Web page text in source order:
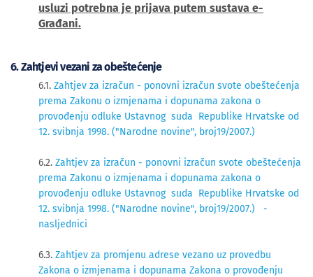
usluzi potrebna je prijava putem sustava e-
Građani.
6. Zahtjevi vezani za obeštećenje
6.1. Zahtjev za izračun - ponovni izračun svote obeštećenja
prema Zakonu o izmjenama i dopunama zakona o
provođenju odluke Ustavnog suda Republike Hrvatske od
12. svibnja 1998. ("Narodne novine", broj19/2007.)
6.2. Zahtjev za izračun - ponovni izračun svote obeštećenja
prema Zakonu o izmjenama i dopunama zakona o
provođenju odluke Ustavnog suda Republike Hrvatske od
12. svibnja 1998. ("Narodne novine", broj19/2007.) -
nasljednici
6.3. Zahtjev za promjenu adrese vezano uz provedbu
Zakona o izmjenama i dopunama Zakona o provođenju